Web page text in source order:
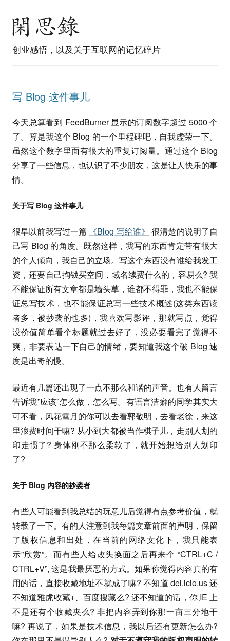
创业感悟，以及关于互联网的记忆碎片
写 Blog 这件事儿
今天总算看到 FeedBurner 显示的订阅数字超过 5000 个
了。算是我这个 Blog 的一个里程碑吧，自我虚荣一下。
虽然这个数字里面有很大的重复订阅量。通过这个 Blog
分享了一些信息，也认识了不少朋友，这是让人快乐的事
情。
关于写 Blog 这件事儿
很早以前我写过一篇 《Blog 写给谁》 很清楚的说明了自
己写 Blog 的角度。既然这样，我写的东西肯定带有很大
的个人倾向，我自己的立场。写这个东西没有谁给我发工
资，还要自己掏钱买空间，域名续费什么的，容易么? 我
不能保证所有文章都是墙头草，谁都不得罪，我也不能保
证总写技术，也不能保证总写一些技术概述(这类东西读
者多，被抄袭的也多)，我喜欢写影评，那就写点，觉得
没价值简单看个标题就过去好了，没必要看完了觉得不
爽，非要表达一下自己的情绪，要知道我这个破 Blog 速
度是出奇的慢。
最近有几篇还出现了一点不那么和谐的声音。也有人留言
告诉我”应该”怎么做，怎么写。有语言洁癖的同学其实大
可不看，风花雪月的你可以去看郭敬明，去看老徐，来这
里浪费时间干嘛? 从小到大都被当作棋子儿，走别人划的
印走惯了? 身体刚不那么柔软了，就开始想给别人划印
了?
关于 Blog 内容的抄袭者
有些人可能看到我总结的玩意儿后觉得有点参考价值，就
转载了一下。有的人注意到我每篇文章前面的声明，保留
了版权信息和出处，在当前的网络文化下，我只能表
示”欣赏”。而有些人给改头换面之后再来个 “CTRL+C /
CTRL+V”, 这是我最厌恶的方式。如果你觉得内容真的有
用的话，直接收藏地址不就成了嘛? 不知道 del.icio.us 还
不知道雅虎收藏+、百度搜藏么? 还不知道的话，你 IE 上
不是还有个收藏夹么? 非把内容弄到你那一亩三分地干
嘛? 再说了，如果是技术信息，我以后还有更新怎么办?